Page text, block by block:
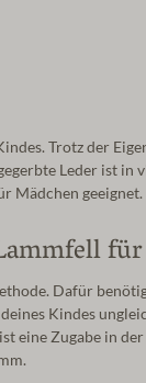
Trotz der
Leder ist
Mädchen geeignet.
Dafür
Kindes
eine Zugabe in